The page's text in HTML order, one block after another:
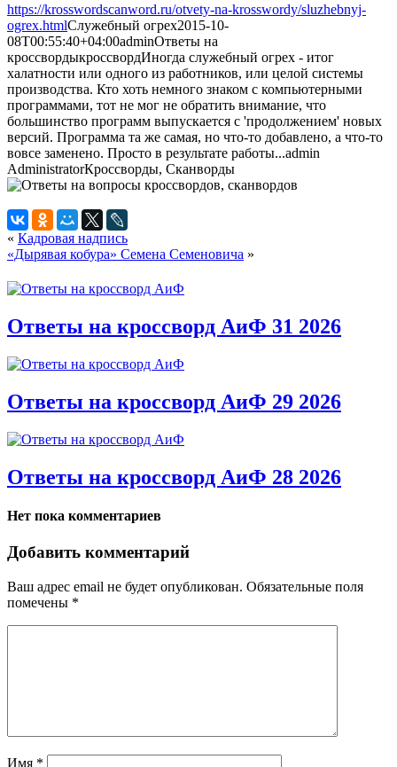
https://krosswordscanword.ru/otvety-na-krosswordy/sluzhebnyj-
ogrex.htmlСлужебный огрех2015-10-
08T00:55:40+04:00adminОтветы на
кроссвордыкроссвордИногда служебный огрех - итог
халатности или одного из работников, или целой системы
производства. Кто хоть немного знаком с компьютерными
программами, тот не мог не обратить внимание, что
большинство программ выпускается с 'продолжением' новых
версий. Программа та же самая, но что-то добавлено, а что-то
вовсе заменено. Просто в результате работы...admin
AdministratorКроссворды, Сканворды
« Кадровая надпись
«Дырявая кобура» Семена Семеновича »
Ответы на кроссворд АиФ 31 2026
Ответы на кроссворд АиФ 29 2026
Ответы на кроссворд АиФ 28 2026
Нет пока комментариев
Добавить комментарий
Ваш адрес email не будет опубликован. Обязательные поля
помечены *
Имя *